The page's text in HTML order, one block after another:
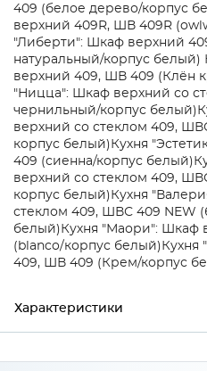
409 (белое дерево/корпус
верхний 409R, ШВ 409R
"Либерти": Шкаф верхний
натуральный/корпус белый)
верхний 409, ШВ 409 (Клён
"Ницца": Шкаф верхний со
чернильный/корпус белый)
верхний со стеклом 409,
корпус белый) Кухня
409 (сиенна/корпус белый)
верхний со стеклом 409,
корпус белый) Кухня
стеклом 409, ШВС 409 NEW
белый) Кухня "Маори": Шкаф
(blanco/корпус белый) Кухня
409, ШВ 409 (Крем/корпус
Характеристики
Ширина